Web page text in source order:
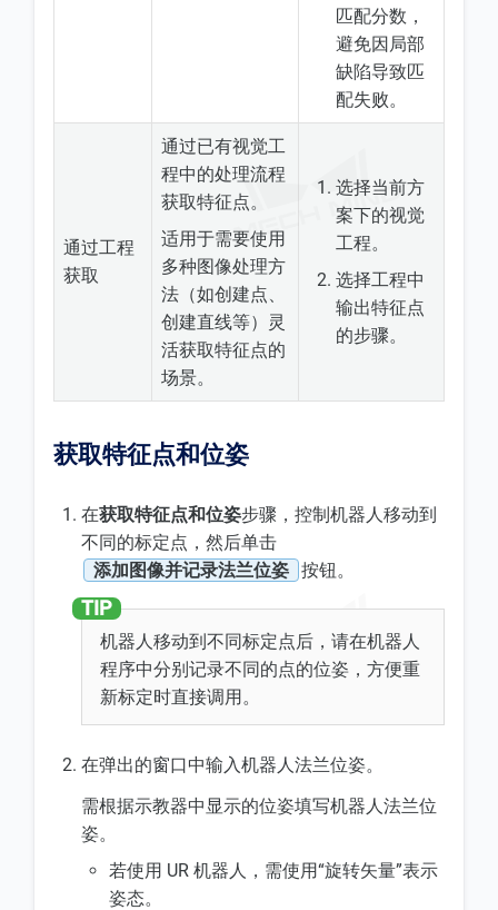
匹配分数，
避免因局部
缺陷导致匹
配失败。
通过工程
获取
通过已有视觉工
程中的处理流程
获取特征点。
适用于需要使用
多种图像处理方
法（如创建点、
创建直线等）灵
活获取特征点的
场景。
选择当前方
案下的视觉
工程。
选择工程中
输出特征点
的步骤。
获取特征点和位姿
在获取特征点和位姿步骤，控制机器人移动到
不同的标定点，然后单击
添加图像并记录法兰位姿 按钮。
机器人移动到不同标定点后，请在机器人
程序中分别记录不同的点的位姿，方便重
新标定时直接调用。
在弹出的窗口中输入机器人法兰位姿。
需根据示教器中显示的位姿填写机器人法兰位
姿。
若使用 UR 机器人，需使用“旋转矢量”表示
姿态。